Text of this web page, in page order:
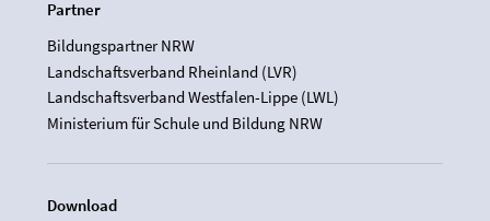
Partner
Bildungspartner NRW
Landschaftsverband Rheinland (LVR)
Landschaftsverband Westfalen-Lippe (LWL)
Ministerium für Schule und Bildung NRW
Download